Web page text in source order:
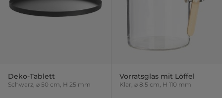
Deko-Tablett
Schwarz, ⌀ 50 cm, H 25 mm
Vorratsglas mit Löffel
Klar, ⌀ 8.5 cm, H 110 mm